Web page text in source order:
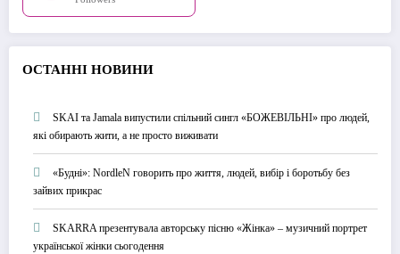
ОСТАННІ НОВИНИ
SKAI та Jamala випустили спільний сингл «БОЖЕВІЛЬНІ» про людей,
які обирають жити, а не просто виживати
«Будні»: NordleN говорить про життя, людей, вибір і боротьбу без
зайвих прикрас
SKARRA презентувала авторську пісню «Жінка» – музичний портрет
української жінки сьогодення